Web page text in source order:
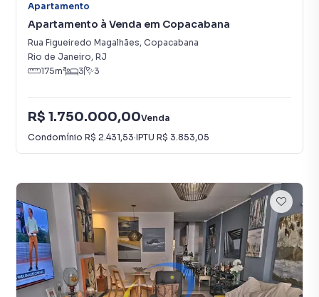
Apartamento
Apartamento à Venda em Copacabana
Rua Figueiredo Magalhães, Copacabana
Rio de Janeiro, RJ
175m² 3 3
R$ 1.750.000,00Venda
Condomínio R$ 2.431,53·IPTU R$ 3.853,05